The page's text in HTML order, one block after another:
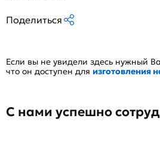
Поделиться
Если вы не увидели здесь нужный
что он доступен для изготовления
С нами успешно